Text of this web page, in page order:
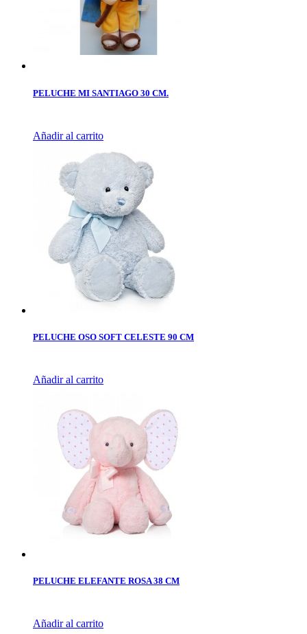
PELUCHE MI SANTIAGO 30 CM.
Añadir al carrito
PELUCHE OSO SOFT CELESTE 90 CM
Añadir al carrito
PELUCHE ELEFANTE ROSA 38 CM
Añadir al carrito